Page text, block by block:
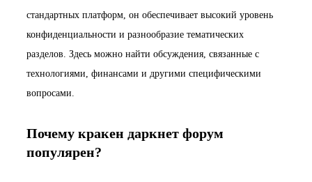
стандартных платформ, он обеспечивает высокий уровень
конфиденциальности и разнообразие тематических
разделов. Здесь можно найти обсуждения, связанные с
технологиями, финансами и другими специфическими
вопросами.
Почему кракен даркнет форум
популярен?